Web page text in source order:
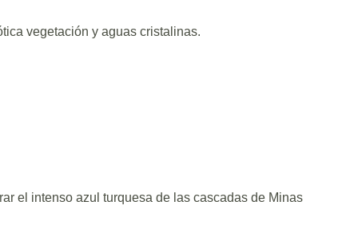
vegetación y aguas cristalinas.
el intenso azul turquesa de las cascadas de Minas